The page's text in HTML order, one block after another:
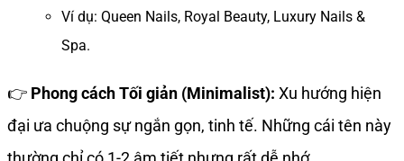
Ví dụ: Queen Nails, Royal Beauty, Luxury Nails &
Spa.
👉 Phong cách Tối giản (Minimalist): Xu hướng hiện
đại ưa chuộng sự ngắn gọn, tinh tế. Những cái tên này